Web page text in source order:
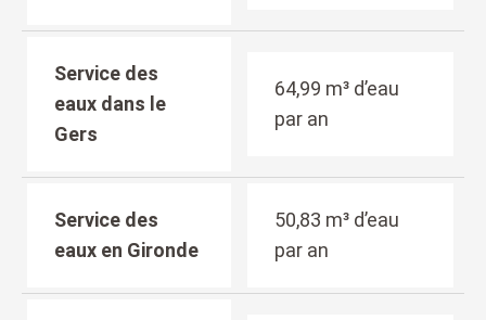
Service des
eaux dans le
Gers
64,99 m³ d’eau
par an
Service des
eaux en Gironde
50,83 m³ d’eau
par an